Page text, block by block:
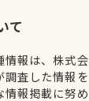
て
情報は、株式
査した情報を
情報掲載に努